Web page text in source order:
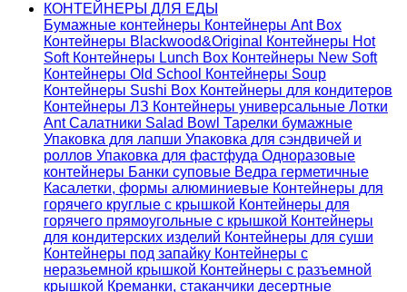
КОНТЕЙНЕРЫ ДЛЯ ЕДЫ
Бумажные контейнеры Контейнеры Ant Box
Контейнеры Blackwood&Original
Контейнеры Hot
Soft Контейнеры Lunch Box Контейнеры New Soft
Контейнеры Old School Контейнеры Soup
Контейнеры Sushi Box Контейнеры для кондитеров
Контейнеры ЛЗ Контейнеры универсальные Лотки
AntСалатники Salad Bowl Тарелки бумажные
Упаковка для лапши Упаковка для сэндвичей и
роллов Упаковка для фастфуда Одноразовые
контейнеры Банки суповые Ведра герметичные
Касалетки, формы алюминиевые Контейнеры для
горячего круглые с крышкой Контейнеры для
горячего прямоугольные с крышкой Контейнеры
для кондитерских изделий Контейнеры для суши
Контейнеры под запайку Контейнеры с
неразьемной крышкой Контейнеры с разъемной
крышкой Креманки, стаканчики десертные